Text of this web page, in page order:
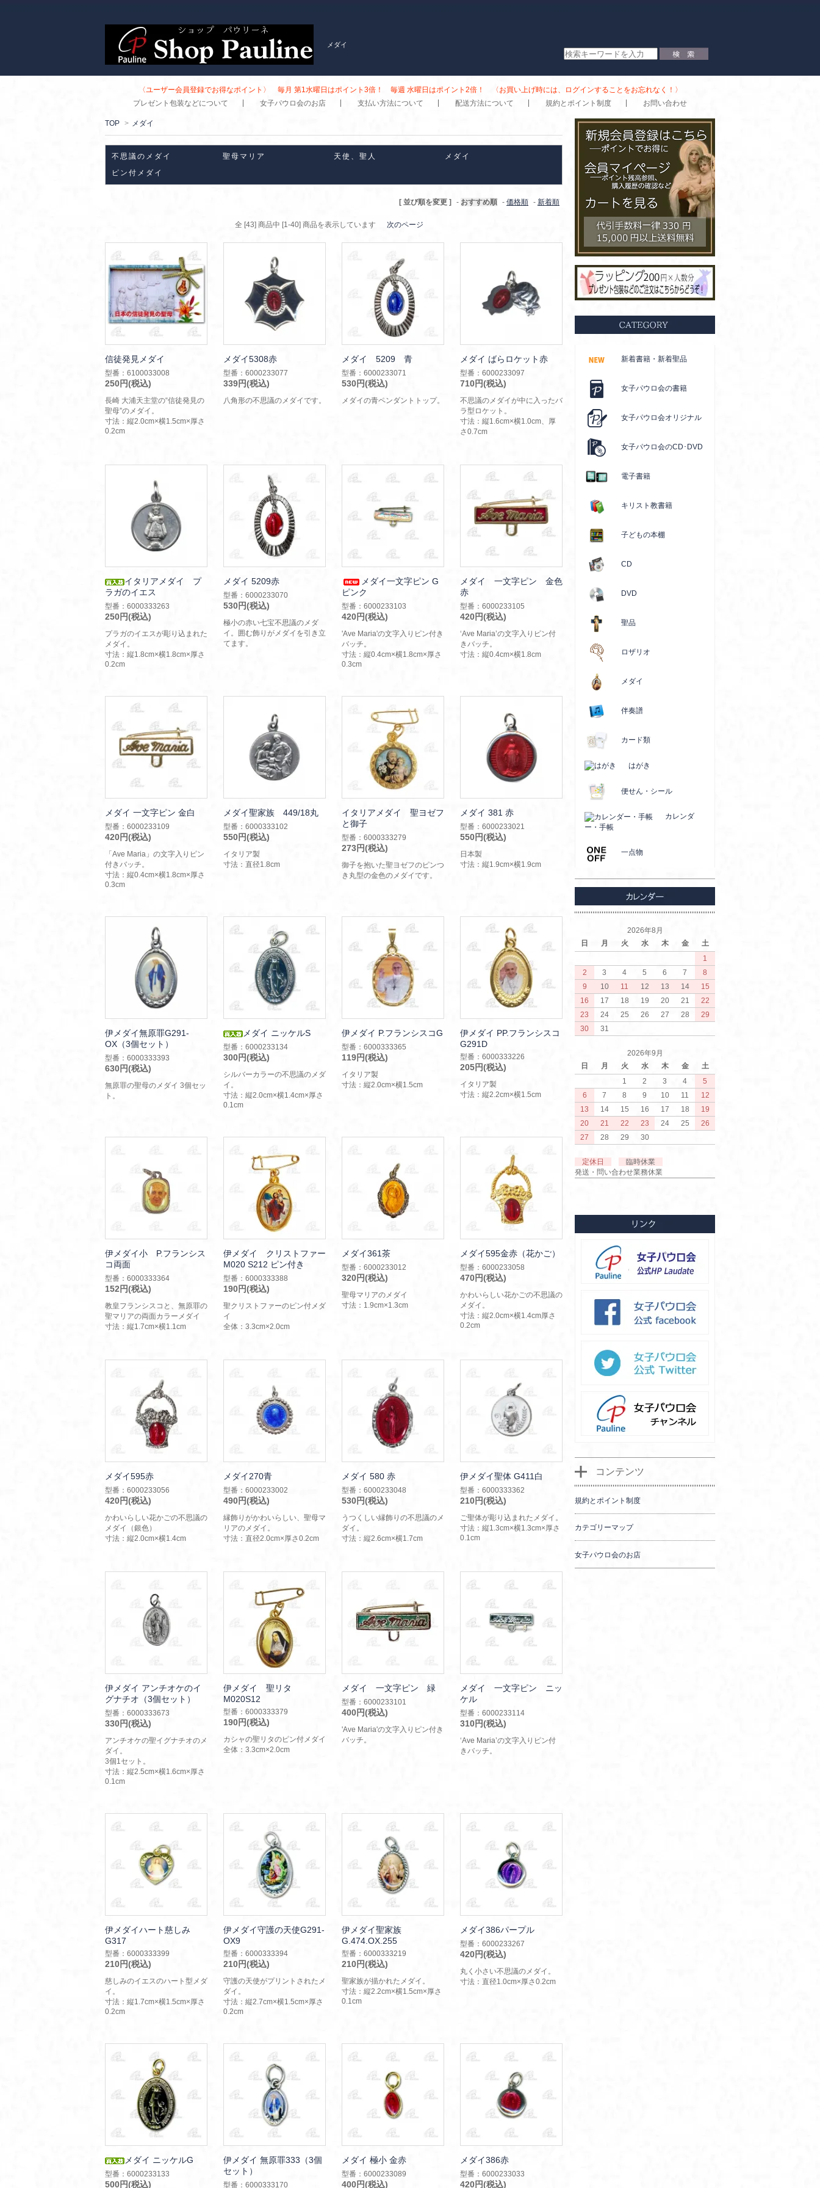
メダイ
〈ユーザー会員登録でお得なポイント〉 毎月 第1水曜日はポイント3倍！ 毎週 水曜日はポイント2倍！ 〈お買い上げ時には、ログインすることをお忘れなく！〉
プレゼント包装などについて
女子パウロ会のお店 支払い方法について 配送方法について 規約とポイント制度 お問い合わせ
TOP > メダイ
不思議のメダイ 聖母マリア 天使、聖人
メダイ
ピン付メダイ
[ 並び順を変更 ] - おすすめ順 - 価格順 - 新着順
全 [43] 商品中 [1-40] 商品を表示しています 次のページ
信徒発見メダイ
型番：6100033008
250円(税込)
長崎 大浦天主堂の“信徒発見の
聖母”のメダイ。
寸法：縦2.0cm×横1.5cm×厚さ
0.2cm
メダイ5308赤
型番：6000233077
339円(税込)
八角形の不思議のメダイです。
メダイ 5209 青
型番：6000233071
530円(税込)
メダイの青ペンダントトップ。
メダイ ばらロケット赤
型番：6000233097
710円(税込)
不思議のメダイが中に入ったバ
ラ型ロケット。
寸法：縦1.6cm×横1.0cm、厚
さ0.7cm
イタリアメダイ プ
ラガのイエス
型番：6000333263
250円(税込)
プラガのイエスが彫り込まれた
メダイ。
寸法：縦1.8cm×横1.8cm×厚さ
0.2cm
メダイ 5209赤
型番：6000233070
530円(税込)
極小の赤い七宝不思議のメダ
イ。囲む飾りがメダイを引き立
てます。
メダイ一文字ピン G
ピンク
型番：6000233103
420円(税込)
'Ave Maria'の文字入りピン付き
バッチ。
寸法：縦0.4cm×横1.8cm×厚さ
0.3cm
メダイ 一文字ピン 金色
赤
型番：6000233105
420円(税込)
‘Ave Maria’の文字入りピン付
きバッチ。
寸法：縦0.4cm×横1.8cm
メダイ 一文字ピン 金白
型番：6000233109
420円(税込)
「Ave Maria」の文字入りピン
付きバッチ。
寸法：縦0.4cm×横1.8cm×厚さ
0.3cm
メダイ聖家族 449/18丸
型番：6000333102
550円(税込)
イタリア製
寸法：直径1.8cm
イタリアメダイ 聖ヨゼフ
と御子
型番：6000333279
273円(税込)
御子を抱いた聖ヨゼフのピンつ
き丸型の金色のメダイです。
メダイ 381 赤
型番：6000233021
550円(税込)
日本製
寸法：縦1.9cm×横1.9cm
伊メダイ無原罪G291-
OX（3個セット）
型番：6000333393
630円(税込)
無原罪の聖母のメダイ 3個セッ
ト。
メダイ ニッケルS
型番：6000233134
300円(税込)
シルバーカラーの不思議のメダ
イ。
寸法：縦2.0cm×横1.4cm×厚さ
0.1cm
伊メダイ P.フランシスコG
型番：6000333365
119円(税込)
イタリア製
寸法：縦2.0cm×横1.5cm
伊メダイ PP.フランシスコ
G291D
型番：6000333226
205円(税込)
イタリア製
寸法：縦2.2cm×横1.5cm
伊メダイ小 P.フランシス
コ両面
型番：6000333364
152円(税込)
教皇フランシスコと、無原罪の
聖マリアの両面カラーメダイ
寸法：縦1.7cm×横1.1cm
伊メダイ クリストファー
M020 S212 ピン付き
型番：6000333388
190円(税込)
聖クリストファーのピン付メダ
イ
全体：3.3cm×2.0cm
メダイ361茶
型番：6000233012
320円(税込)
聖母マリアのメダイ
寸法：1.9cm×1.3cm
メダイ595金赤（花かご）
型番：6000233058
470円(税込)
かわいらしい花かごの不思議の
メダイ。
寸法：縦2.0cm×横1.4cm厚さ
0.2cm
メダイ595赤
型番：6000233056
420円(税込)
かわいらしい花かごの不思議の
メダイ（銀色）
寸法：縦2.0cm×横1.4cm
メダイ270青
型番：6000233002
490円(税込)
縁飾りがかわいらしい、聖母マ
リアのメダイ。
寸法：直径2.0cm×厚さ0.2cm
メダイ 580 赤
型番：6000233048
530円(税込)
うつくしい縁飾りの不思議のメ
ダイ。
寸法：縦2.6cm×横1.7cm
伊メダイ聖体 G411白
型番：6000333362
210円(税込)
ご聖体が彫り込まれたメダイ。
寸法：縦1.3cm×横1.3cm×厚さ
0.1cm
伊メダイ アンチオケのイ
グナチオ（3個セット）
型番：6000333673
330円(税込)
アンチオケの聖イグナチオのメ
ダイ。
3個1セット。
寸法：縦2.5cm×横1.6cm×厚さ
0.1cm
伊メダイ 聖リタ
M020S12
型番：6000333379
190円(税込)
カシャの聖リタのピン付メダイ
全体：3.3cm×2.0cm
メダイ 一文字ピン 緑
型番：6000233101
400円(税込)
'Ave Maria'の文字入りピン付き
バッチ。
メダイ 一文字ピン ニッ
ケル
型番：6000233114
310円(税込)
‘Ave Maria’の文字入りピン付
きバッチ。
伊メダイハート慈しみ
G317
型番：6000333399
210円(税込)
慈しみのイエスのハート型メダ
イ。
寸法：縦1.7cm×横1.5cm×厚さ
0.2cm
伊メダイ守護の天使G291-
OX9
型番：6000333394
210円(税込)
守護の天使がプリントされたメ
ダイ。
寸法：縦2.7cm×横1.5cm×厚さ
0.2cm
伊メダイ聖家族
G.474.OX.255
型番：6000333219
210円(税込)
聖家族が描かれたメダイ。
寸法：縦2.2cm×横1.5cm×厚さ
0.1cm
メダイ386パープル
型番：6000233267
420円(税込)
丸く小さい不思議のメダイ。
寸法：直径1.0cm×厚さ0.2cm
メダイ ニッケルG
型番：6000233133
500円(税込)
伊メダイ 無原罪333（3個
セット）
型番：6000333170
メダイ 極小 金赤
型番：6000233089
400円(税込)
メダイ386赤
型番：6000233033
420円(税込)
新着書籍・新着聖品
女子パウロ会の書籍
女子パウロ会オリジナル
女子パウロ会のCD･DVD
電子書籍
キリスト教書籍
子どもの本棚
CD
DVD
聖品
ロザリオ
メダイ
伴奏譜
カード類
はがき
便せん・シール
カレンダ
ー・手帳
一点物
2026年8月
日
月 火 水 木 金
土
1
2
3 4 5 6 7
8
9
10 11 12 13 14
15
16
17 18 19 20 21
22
23
24 25 26 27 28
29
30
31
2026年9月
日
月 火 水 木 金
土
1
2 3 4
5
6
7 8 9 10 11
12
13
14 15 16 17 18
19
20
21 22 23 24 25
26
27
28 29 30
定休日
臨時休業
発送・問い合わせ業務休業
コンテンツ
規約とポイント制度
カテゴリーマップ
女子パウロ会のお店